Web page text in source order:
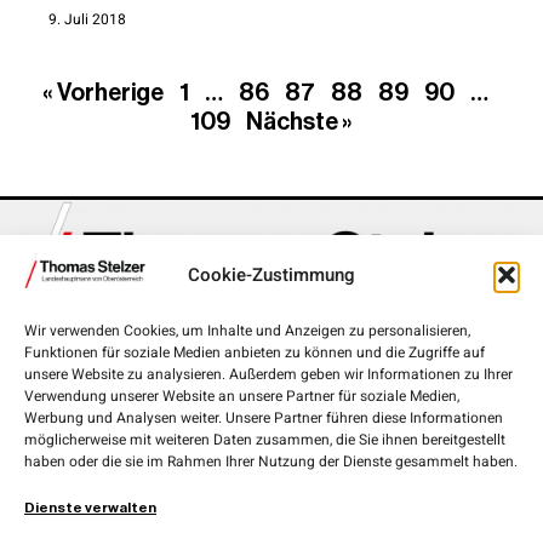
Cookie-Zustimmung
Wir verwenden Cookies, um Inhalte und Anzeigen zu personalisieren,
Funktionen für soziale Medien anbieten zu können und die Zugriffe auf
unsere Website zu analysieren. Außerdem geben wir Informationen zu Ihrer
Verwendung unserer Website an unsere Partner für soziale Medien,
Werbung und Analysen weiter. Unsere Partner führen diese Informationen
möglicherweise mit weiteren Daten zusammen, die Sie ihnen bereitgestellt
haben oder die sie im Rahmen Ihrer Nutzung der Dienste gesammelt haben.
Dienste verwalten
9. Juli 2018
« Vorherige 1 … 86 87 88 89 90
…
109
Nächste »
Landhausplatz 1, 4020 Linz
+43 732 7720-111 00
lh.stelzer@ooe.gv.at